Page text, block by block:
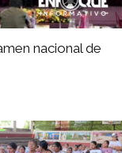
nacional de